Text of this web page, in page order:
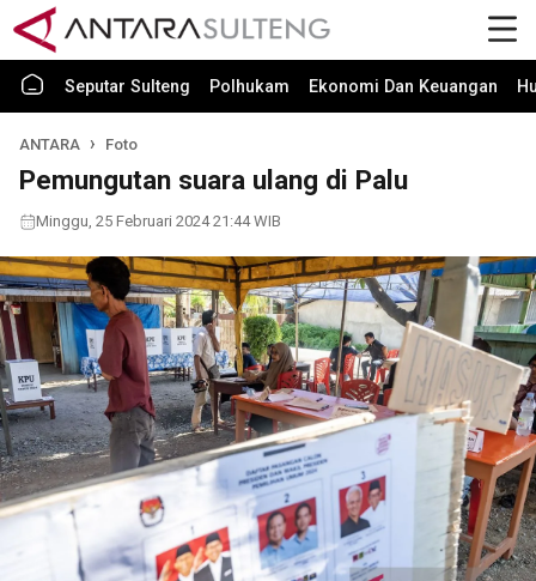
Seputar Sulteng Polhukam Ekonomi Dan Keuangan
ANTARA Foto
Pemungutan suara ulang di Palu
Minggu, 25 Februari 2024 21:44 WIB